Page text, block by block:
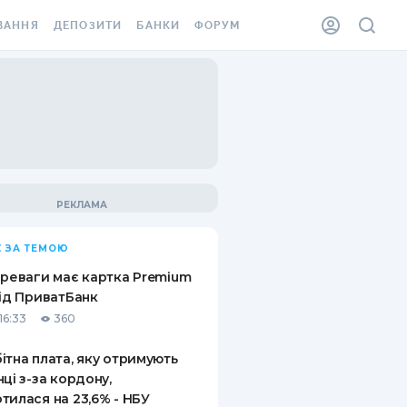
ВІНЬЄТКА
ВІД
ВИПАДКІВ
ДЕПОЗИТИ
ПИТАННЯ ТА ВІДПОВІДІ
ПУТІВНИКИ ПО
БАНКИ ФОРУМ
ЗА ТЕМОЮ
має картка Premium
ПриватБанк
360
плата, яку отримують
з-за кордону,
на 23,6% - НБУ